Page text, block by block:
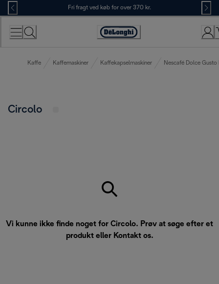
Skip
to
Content
Fri fragt ved køb for over 370 kr.
Accessibility
Kaffe Kaffemaskiner Kaffekapselmaskiner Nescafé Dolce Gusto
Circolo
Vi kunne ikke finde noget for Circolo. Prøv at søge efter et
produkt eller Kontakt os.